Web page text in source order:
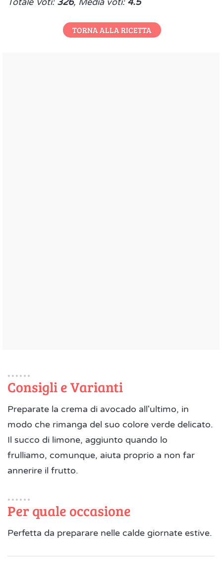
TORNA ALLA RICETTA
Consigli e Varianti
Preparate la crema di avocado all'ultimo, in
modo che rimanga del suo colore verde delicato.
Il succo di limone, aggiunto quando lo
frulliamo, comunque, aiuta proprio a non far
annerire il frutto.
Per quale occasione
Perfetta da preparare nelle calde giornate estive.